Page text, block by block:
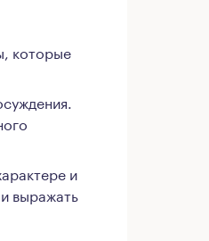
которые
и
выражать